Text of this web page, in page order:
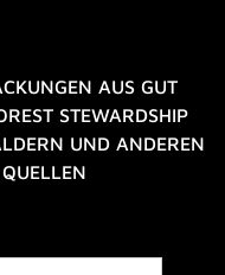
AUS GUT
STEWARDSHIP
UND ANDEREN